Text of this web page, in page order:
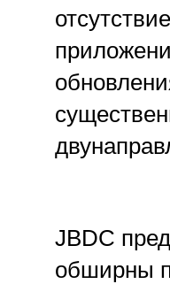
JBDC
обширны